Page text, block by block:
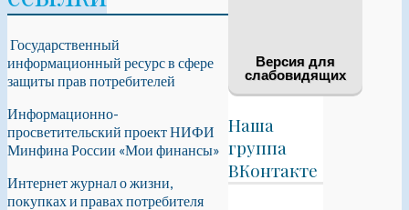
Версия для
слабовидящих
Наша
группа
ВКонтакте
Государственный
информационный ресурс в сфере
защиты прав потребителей
Информационно-
просветительский проект НИФИ
Минфина России «Мои финансы»
Интернет журнал о жизни,
покупках и правах потребителя